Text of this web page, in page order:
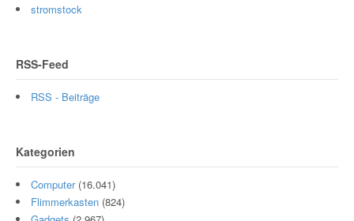
stromstock
RSS-Feed
RSS - Beiträge
Kategorien
Computer(16.041)
Flimmerkasten (824)